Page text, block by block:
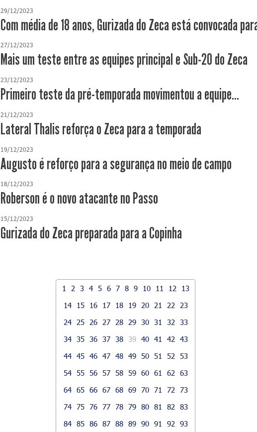
29/12/2023
Com média de 18 anos, Gurizada do Zeca está convocada
27/12/2023
Mais um teste entre as equipes principal e Sub-20 do Zeca
23/12/2023
Primeiro teste da pré-temporada movimentou a equipe...
21/12/2023
Lateral Thalis reforça o Zeca para a temporada
19/12/2023
Augusto é reforço para a segurança no meio de campo
18/12/2023
Roberson é o novo atacante no Passo
15/12/2023
Gurizada do Zeca preparada para a Copinha
1 2 3 4 5 6 7 8 9 10 11 12
13
14
15 16 17 18 19 20 21 22
23
24
25 26 27 28 29 30 31 32
33
34 35 36 37 38 39 40 41 42
43
44 45 46 47 48 49 50 51 52
53
54 55 56 57 58 59 60 61 62
63
64 65 66 67 68 69 70 71 72
73
74 75 76 77 78 79 80 81 82
83
84 85 86 87 88 89 90 91 92
93